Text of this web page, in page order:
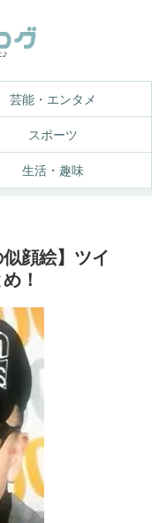
芸能・エンタメ
スポーツ
生活・趣味
似顔絵】ツイ
！